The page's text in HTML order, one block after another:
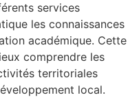
services
les connaissances
académique. Cette
comprendre les
territoriales
local.